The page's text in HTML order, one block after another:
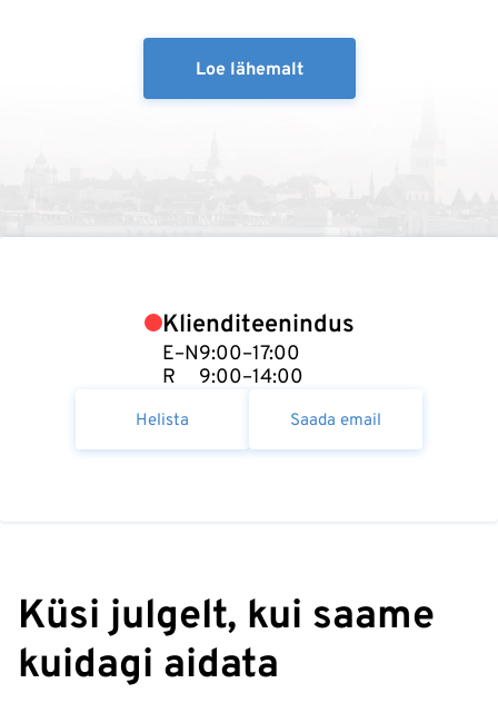
Loe lähemalt
Klienditeenindus
E–N
R
9:00–17:00
9:00–14:00
Helista Saada email
Küsi julgelt, kui saame
kuidagi aidata